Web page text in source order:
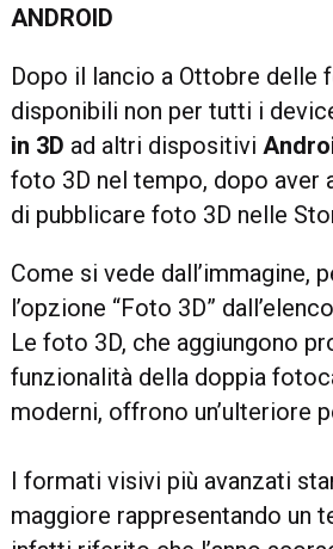
ANDROID
Dopo il lancio a Ottobre
disponibili non per tutti i
in 3D ad altri dispositivi
foto 3D nel tempo, dopo aver
di pubblicare foto 3D nelle
Come si vede dall’immagine,
l’opzione “Foto 3D”
Le foto 3D, che aggiungono
funzionalità della doppia
moderni, offrono un’ulteriore
I formati visivi più avanzati
maggiore rappresentando un